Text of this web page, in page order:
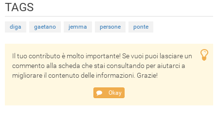
TAGS
diga gaetano jemma persone ponte
Il tuo contributo è molto importante! Se vuoi puoi lasciare un
commento alla scheda che stai consultando per aiutarci a
migliorare il contenuto delle informazioni. Grazie!
Okay